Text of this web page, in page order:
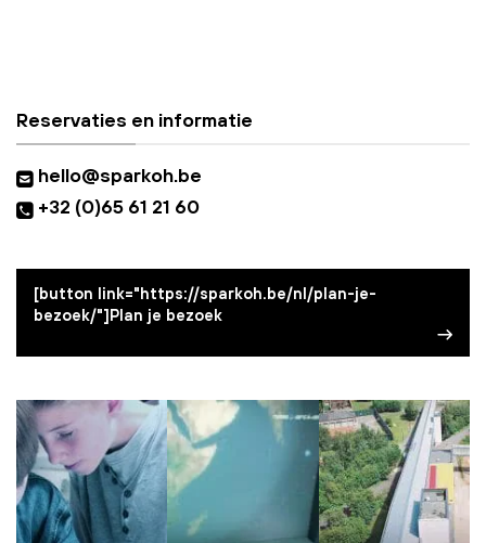
Reservaties en informatie
hello@sparkoh.be
+32 (0)65 61 21 60
[button link="https://sparkoh.be/nl/plan-je-
bezoek/"]Plan je bezoek